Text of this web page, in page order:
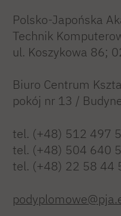
Polsko-Japońska
Technik
ul. Koszykowa 86;
Biuro Centrum
pokój nr 13 /
tel. (+48) 512 497
tel. (+48) 504 640
tel. (+48) 22 58 44